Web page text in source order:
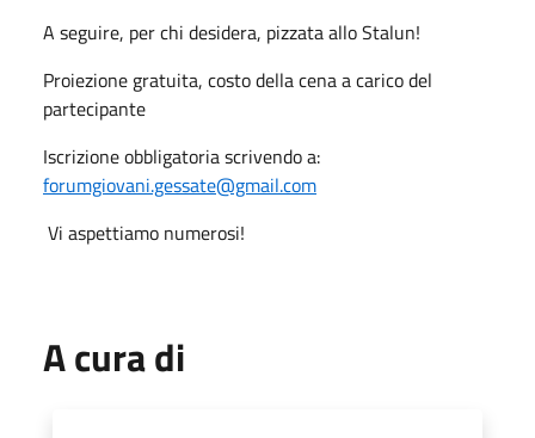
A seguire, per chi desidera, pizzata allo Stalun!
Proiezione gratuita, costo della cena a carico del
partecipante
Iscrizione obbligatoria scrivendo a:
forumgiovani.gessate@gmail.com
Vi aspettiamo numerosi!
A cura di